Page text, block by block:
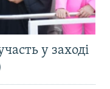
у заході